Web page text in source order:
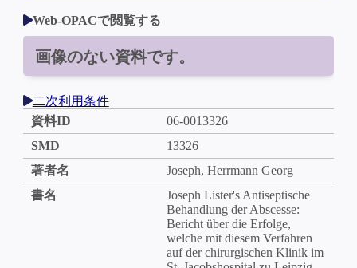
Web-OPACで閲覧する
画像のない資料です。
二次利用条件
資料ID
06-0013326
SMD
13326
著者名
Joseph, Herrmann Georg
書名
Joseph Lister's Antiseptische
Behandlung der Abscesse:
Bericht über die Erfolge,
welche mit diesem Verfahren
auf der chirurgischen Klinik im